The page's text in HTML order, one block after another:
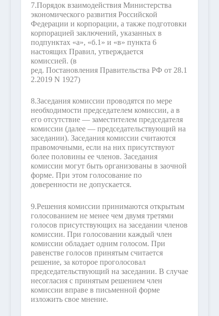
7.Порядок взаимодействия Министерства
экономического развития Российской
Федерации и корпорации, а также подготовки
корпорацией заключений, указанных в
подпунктах «а», «б.1» и «в» пункта 6
настоящих Правил, утверждается
комиссией. (в
ред. Постановления Правительства РФ от 28.1
2.2019 N 1927)
8.Заседания комиссии проводятся по мере
необходимости председателем комиссии, а в
его отсутствие — заместителем председателя
комиссии (далее — председательствующий на
заседании). Заседания комиссии считаются
правомочными, если на них присутствуют
более половины ее членов. Заседания
комиссии могут быть организованы в заочной
форме. При этом голосование по
доверенности не допускается.
9.Решения комиссии принимаются открытым
голосованием не менее чем двумя третями
голосов присутствующих на заседании членов
комиссии. При голосовании каждый член
комиссии обладает одним голосом. При
равенстве голосов принятым считается
решение, за которое проголосовал
председательствующий на заседании. В случае
несогласия с принятым решением член
комиссии вправе в письменной форме
изложить свое мнение.